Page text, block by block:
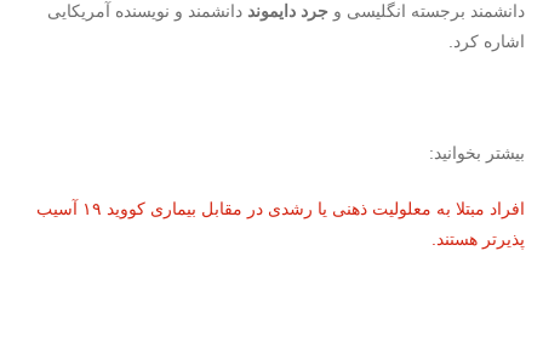
دانشمند برجسته انگلیسی و جرد دایموند دانشمند و نویسنده آمریکایی
اشاره کرد.
بیشتر بخوانید:
افراد مبتلا به معلولیت ذهنی یا رشدی در مقابل بیماری کووید ۱۹ آسیب
پذیرتر هستند.